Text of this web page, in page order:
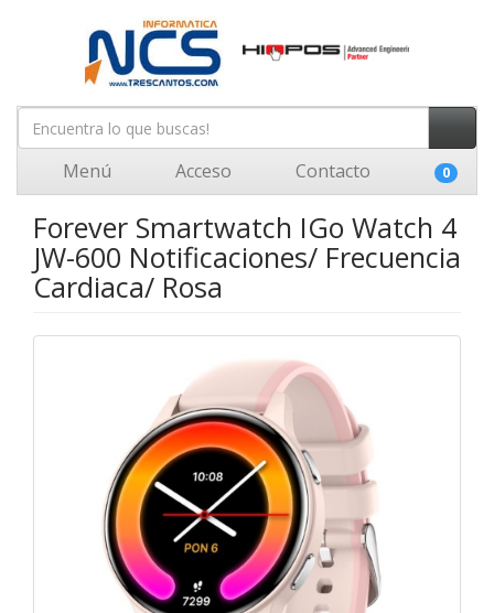
Menú Acceso Contacto 0
Forever Smartwatch IGo Watch 4
JW-600 Notificaciones/ Frecuencia
Cardiaca/ Rosa